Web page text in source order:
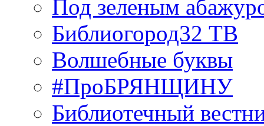
Под зеленым
Библиогород32 ТВ
Волшебные буквы
#ПроБРЯНЩИНУ
Библиотечный